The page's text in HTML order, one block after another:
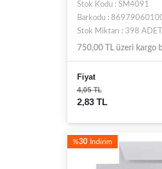
Stok Kodu : SM4091
Barkodu :
Stok Miktarı : 398 ADET
750,00 TL üzeri kargo
Fiyat
4,05 TL
2,83 TL
%30 İndirim